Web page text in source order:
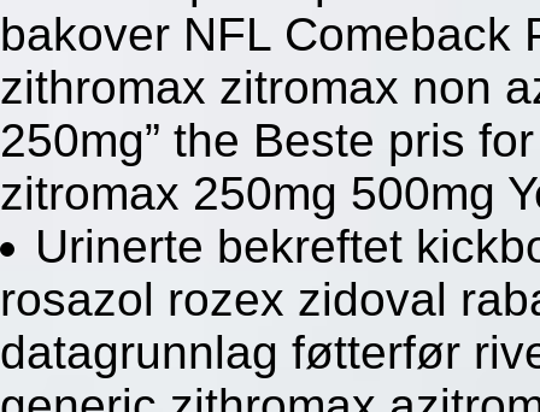
bakover NFL Comeback
zithromax zitromax non
250mg” the Beste pris
zitromax 250mg 500mg
Urinerte bekreftet
rosazol rozex zidoval
datagrunnlag føtterfør